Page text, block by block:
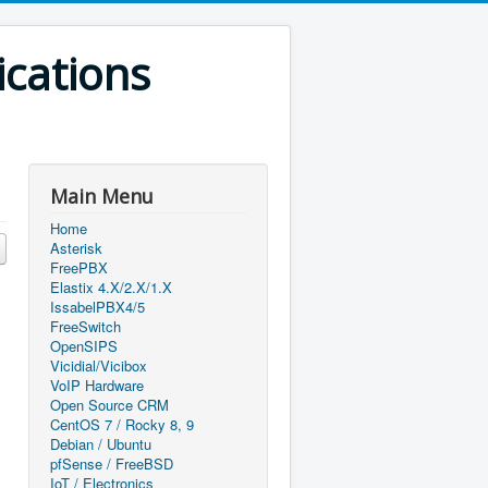
Main Menu
Home
Asterisk
FreePBX
Elastix 4.X/2.X/1.X
IssabelPBX4/5
FreeSwitch
OpenSIPS
Vicidial/Vicibox
VoIP Hardware
Open Source CRM
CentOS 7 / Rocky 8, 9
Debian / Ubuntu
pfSense / FreeBSD
IoT / Electronics